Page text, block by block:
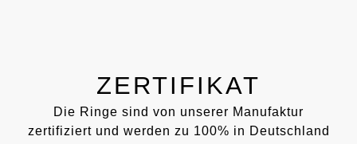
ZERTIFIKAT
Die Ringe sind von unserer Manufaktur
zertifiziert und werden zu 100% in Deutschland